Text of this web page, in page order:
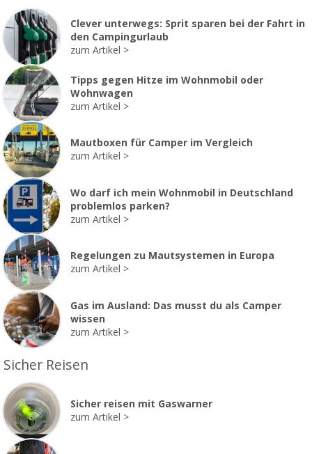
Clever unterwegs: Sprit sparen bei der Fahrt in
den Campingurlaub
zum Artikel
Tipps gegen Hitze im Wohnmobil oder
Wohnwagen
zum Artikel
Mautboxen für Camper im Vergleich
zum Artikel
Wo darf ich mein Wohnmobil in Deutschland
problemlos parken?
zum Artikel
Regelungen zu Mautsystemen in Europa
zum Artikel
Gas im Ausland: Das musst du als Camper
wissen
zum Artikel
Sicher Reisen
Sicher reisen mit Gaswarner
zum Artikel